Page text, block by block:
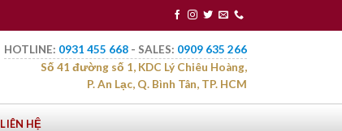
HOTLINE: 0931 455 668 - SALES: 0909 635 266
Số 41 đường số 1, KDC Lý Chiêu Hoàng,
P. An Lạc, Q. Bình Tân, TP. HCM
LIÊN HỆ